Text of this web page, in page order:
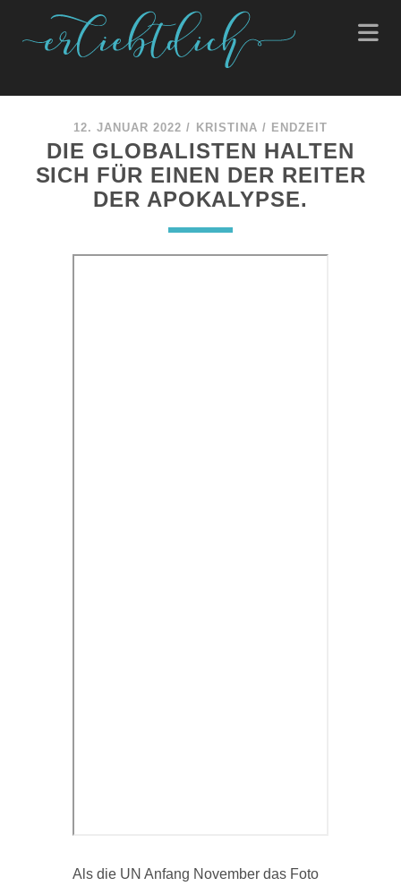
12. JANUAR 2022 / KRISTINA / ENDZEIT
DIE GLOBALISTEN HALTEN
SICH FÜR EINEN DER REITER
DER APOKALYPSE.
Als die UN Anfang November das Foto